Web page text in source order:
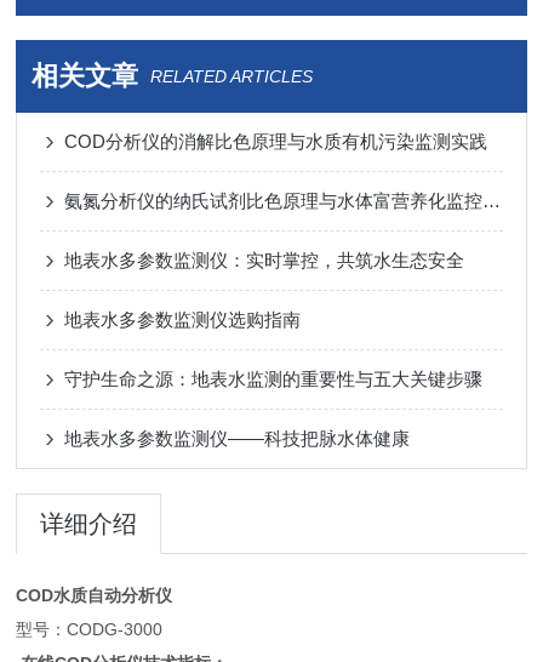
相关文章 RELATED ARTICLES
COD分析仪的消解比色原理与水质有机污染监测实践
氨氮分析仪的纳氏试剂比色原理与水体富营养化监控实践
地表水多参数监测仪：实时掌控，共筑水生态安全
地表水多参数监测仪选购指南
守护生命之源：地表水监测的重要性与五大关键步骤
地表水多参数监测仪——科技把脉水体健康
详细介绍
COD水质自动分析仪
型号：CODG-3000